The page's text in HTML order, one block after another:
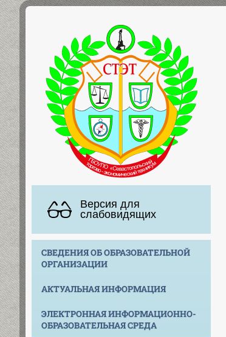
Версия для
слабовидящих
СВЕДЕНИЯ ОБ ОБРАЗОВАТЕЛЬНОЙ
ОРГАНИЗАЦИИ
АКТУАЛЬНАЯ ИНФОРМАЦИЯ
ЭЛЕКТРОННАЯ ИНФОРМАЦИОННО-
ОБРАЗОВАТЕЛЬНАЯ СРЕДА